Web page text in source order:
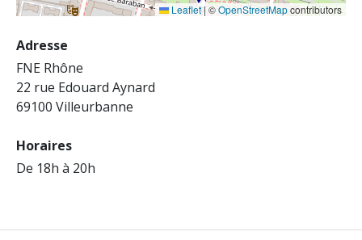
Leaflet |©OpenStreetMapcontributors
Adresse
FNE Rhône
22 rue Edouard Aynard
69100 Villeurbanne
Horaires
De 18h à 20h